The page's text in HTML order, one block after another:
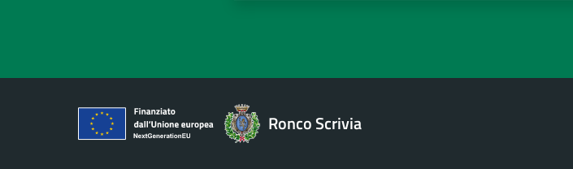
Ronco Scrivia